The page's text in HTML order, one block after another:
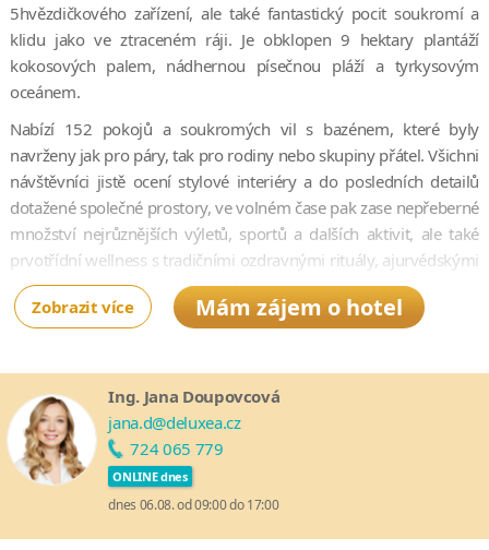
5hvězdičkového zařízení, ale také fantastický pocit soukromí a
klidu jako ve ztraceném ráji. Je obklopen 9 hektary plantáží
kokosových palem, nádhernou písečnou pláží a tyrkysovým
oceánem.
Nabízí 152 pokojů a soukromých vil s bazénem, které byly
navrženy jak pro páry, tak pro rodiny nebo skupiny přátel. Všichni
návštěvníci jistě ocení stylové interiéry a do posledních detailů
dotažené společné prostory, ve volném čase pak zase nepřeberné
množství nejrůznějších výletů, sportů a dalších aktivit, ale také
prvotřídní wellness s tradičními ozdravnými rituály, ajurvédskými
procedurami a kosmetickým salonem.
Milovníci dobrého jídla a pití zde rozhodně nepřijdou zkrátka. U
s delikátním občerstvením, v lobby si vychutnáte na míru
připravenou vodní dýmku a vyladěné koktejly, restaurace Vám
zase nabídnou neuvěřitelný výběr dokonale připravených
pokrmů kuchyní z celého světa, od Japonska přes Srí Lanku až po
oblíbenou Itálii.
Zobrazit více Mám zájem o hotel
Ing. Jana Doupovcová
jana.d@deluxea.cz
724 065 779
ONLINE dnes
dnes 06.08. od 09:00 do 17:00